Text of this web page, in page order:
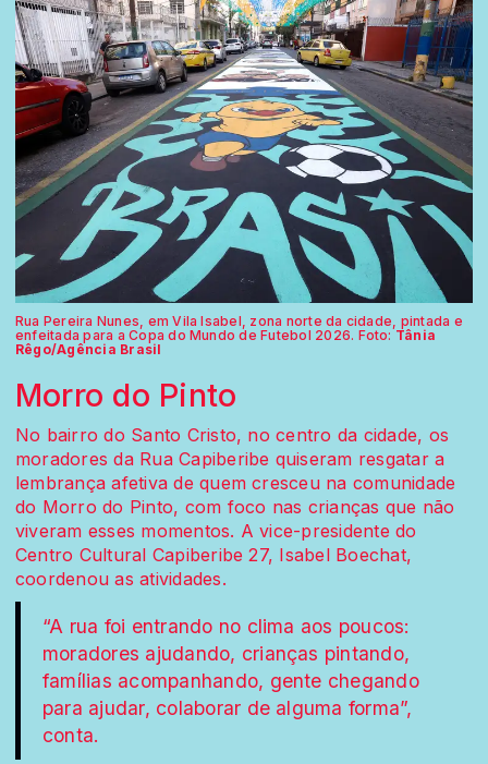
Rua Pereira Nunes, em Vila Isabel, zona norte da cidade, pintada e
enfeitada para a Copa do Mundo de Futebol 2026. Foto: Tânia
Rêgo/Agência Brasil
Morro do Pinto
No bairro do Santo Cristo, no centro da cidade, os
moradores da Rua Capiberibe quiseram resgatar a
lembrança afetiva de quem cresceu na comunidade
do Morro do Pinto, com foco nas crianças que não
viveram esses momentos. A vice-presidente do
Centro Cultural Capiberibe 27, Isabel Boechat,
coordenou as atividades.
“A rua foi entrando no clima aos poucos:
moradores ajudando, crianças pintando,
famílias acompanhando, gente chegando
para ajudar, colaborar de alguma forma”,
conta.